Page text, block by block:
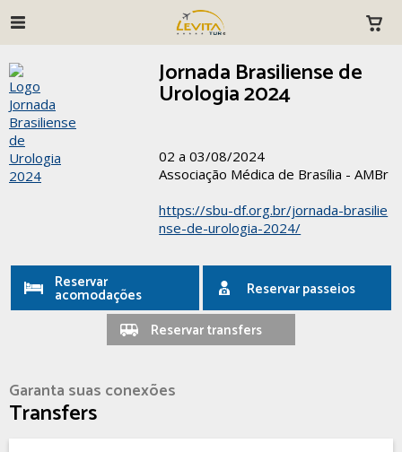
Jornada Brasiliense de
Urologia 2024
02 a 03/08/2024
Associação Médica de Brasília - AMBr
https://sbu-df.org.br/jornada-brasilie
nse-de-urologia-2024/
Reservar
acomodações
Reservar passeios
Reservar transfers
Garanta suas conexões
Transfers